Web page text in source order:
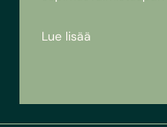
Lue lisää